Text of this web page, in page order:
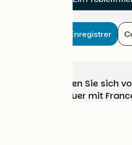
Enregistrer
Wählen, bereiten Sie sich
Ihr Radabenteuer mit